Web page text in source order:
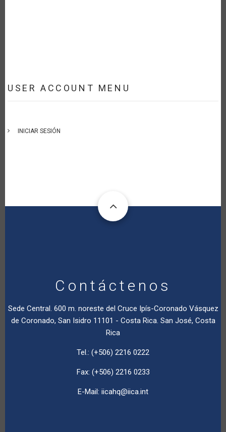
USER ACCOUNT MENU
INICIAR SESIÓN
Contáctenos
Sede Central. 600 m. noreste del Cruce Ipís-Coronado Vásquez
de Coronado, San Isidro 11101 - Costa Rica. San José, Costa
Rica
Tel.: (+506) 2216 0222
Fax: (+506) 2216 0233
E-Mail: iicahq@iica.int